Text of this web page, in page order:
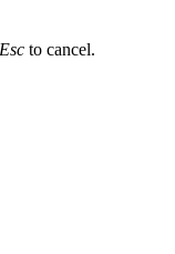
Esc to cancel.